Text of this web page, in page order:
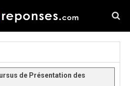
de Présentation des